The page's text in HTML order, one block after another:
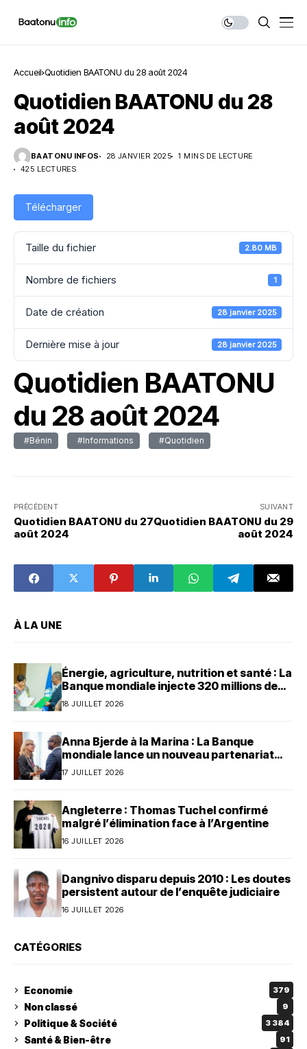
Accueil Quotidien BAATONU du 28 août 2024
Quotidien BAATONU du 28
août 2024
BAATONU INFOS 28 JANVIER 2025
1 MINS DE LECTURE
425 LECTURES
Télécharger
Taille du fichier 2.80 MB
Nombre de fichiers 1
Date de création 28 janvier 2025
Dernière mise à jour 28 janvier 2025
Quotidien BAATONU
du 28 août 2024
#Bénin #Informations #Quotidien
PRÉCÉDENT
Quotidien BAATONU du 27
août 2024
SUIVANT
Quotidien BAATONU du 29
août 2024
À LA UNE
Énergie, agriculture, nutrition et santé : La
Banque mondiale injecte 320 millions de
dollars au Bénin
18 JUILLET 2026
Anna Bjerde à la Marina : La Banque
mondiale lance un nouveau partenariat
avec le Bénin
17 JUILLET 2026
Angleterre : Thomas Tuchel confirmé
malgré l’élimination face à l’Argentine
16 JUILLET 2026
Dangnivo disparu depuis 2010 : Les doutes
persistent autour de l’enquête judiciaire
16 JUILLET 2026
CATÉGORIES
Economie 379
Non classé 9
Politique & Société 3 384
Santé & Bien-être 91